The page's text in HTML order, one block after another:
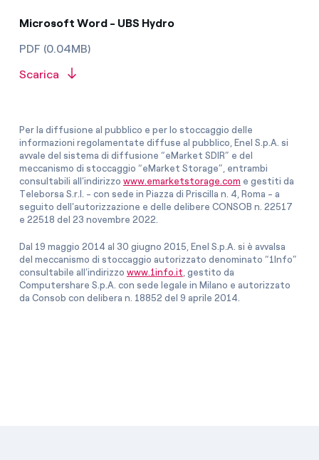
Microsoft Word - UBS Hydro
PDF (0.04MB)
Scarica
Per la diffusione al pubblico e per lo stoccaggio delle
informazioni regolamentate diffuse al pubblico, Enel S.p.A. si
avvale del sistema di diffusione “eMarket SDIR” e del
meccanismo di stoccaggio “eMarket Storage”, entrambi
consultabili all’indirizzo www.emarketstorage.com e gestiti da
Teleborsa S.r.l. - con sede in Piazza di Priscilla n. 4, Roma - a
seguito dell'autorizzazione e delle delibere CONSOB n. 22517
e 22518 del 23 novembre 2022.
Dal 19 maggio 2014 al 30 giugno 2015, Enel S.p.A. si è avvalsa
del meccanismo di stoccaggio autorizzato denominato “1Info”
consultabile all’indirizzo www.1info.it, gestito da
Computershare S.p.A. con sede legale in Milano e autorizzato
da Consob con delibera n. 18852 del 9 aprile 2014.